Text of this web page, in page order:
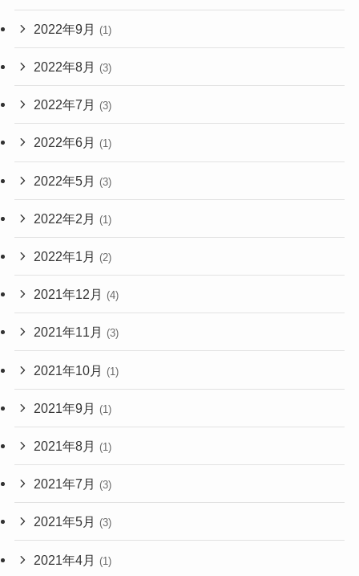
2022年9月 (1)
2022年8月 (3)
2022年7月 (3)
2022年6月 (1)
2022年5月 (3)
2022年2月 (1)
2022年1月 (2)
2021年12月 (4)
2021年11月 (3)
2021年10月 (1)
2021年9月 (1)
2021年8月 (1)
2021年7月 (3)
2021年5月 (3)
2021年4月 (1)